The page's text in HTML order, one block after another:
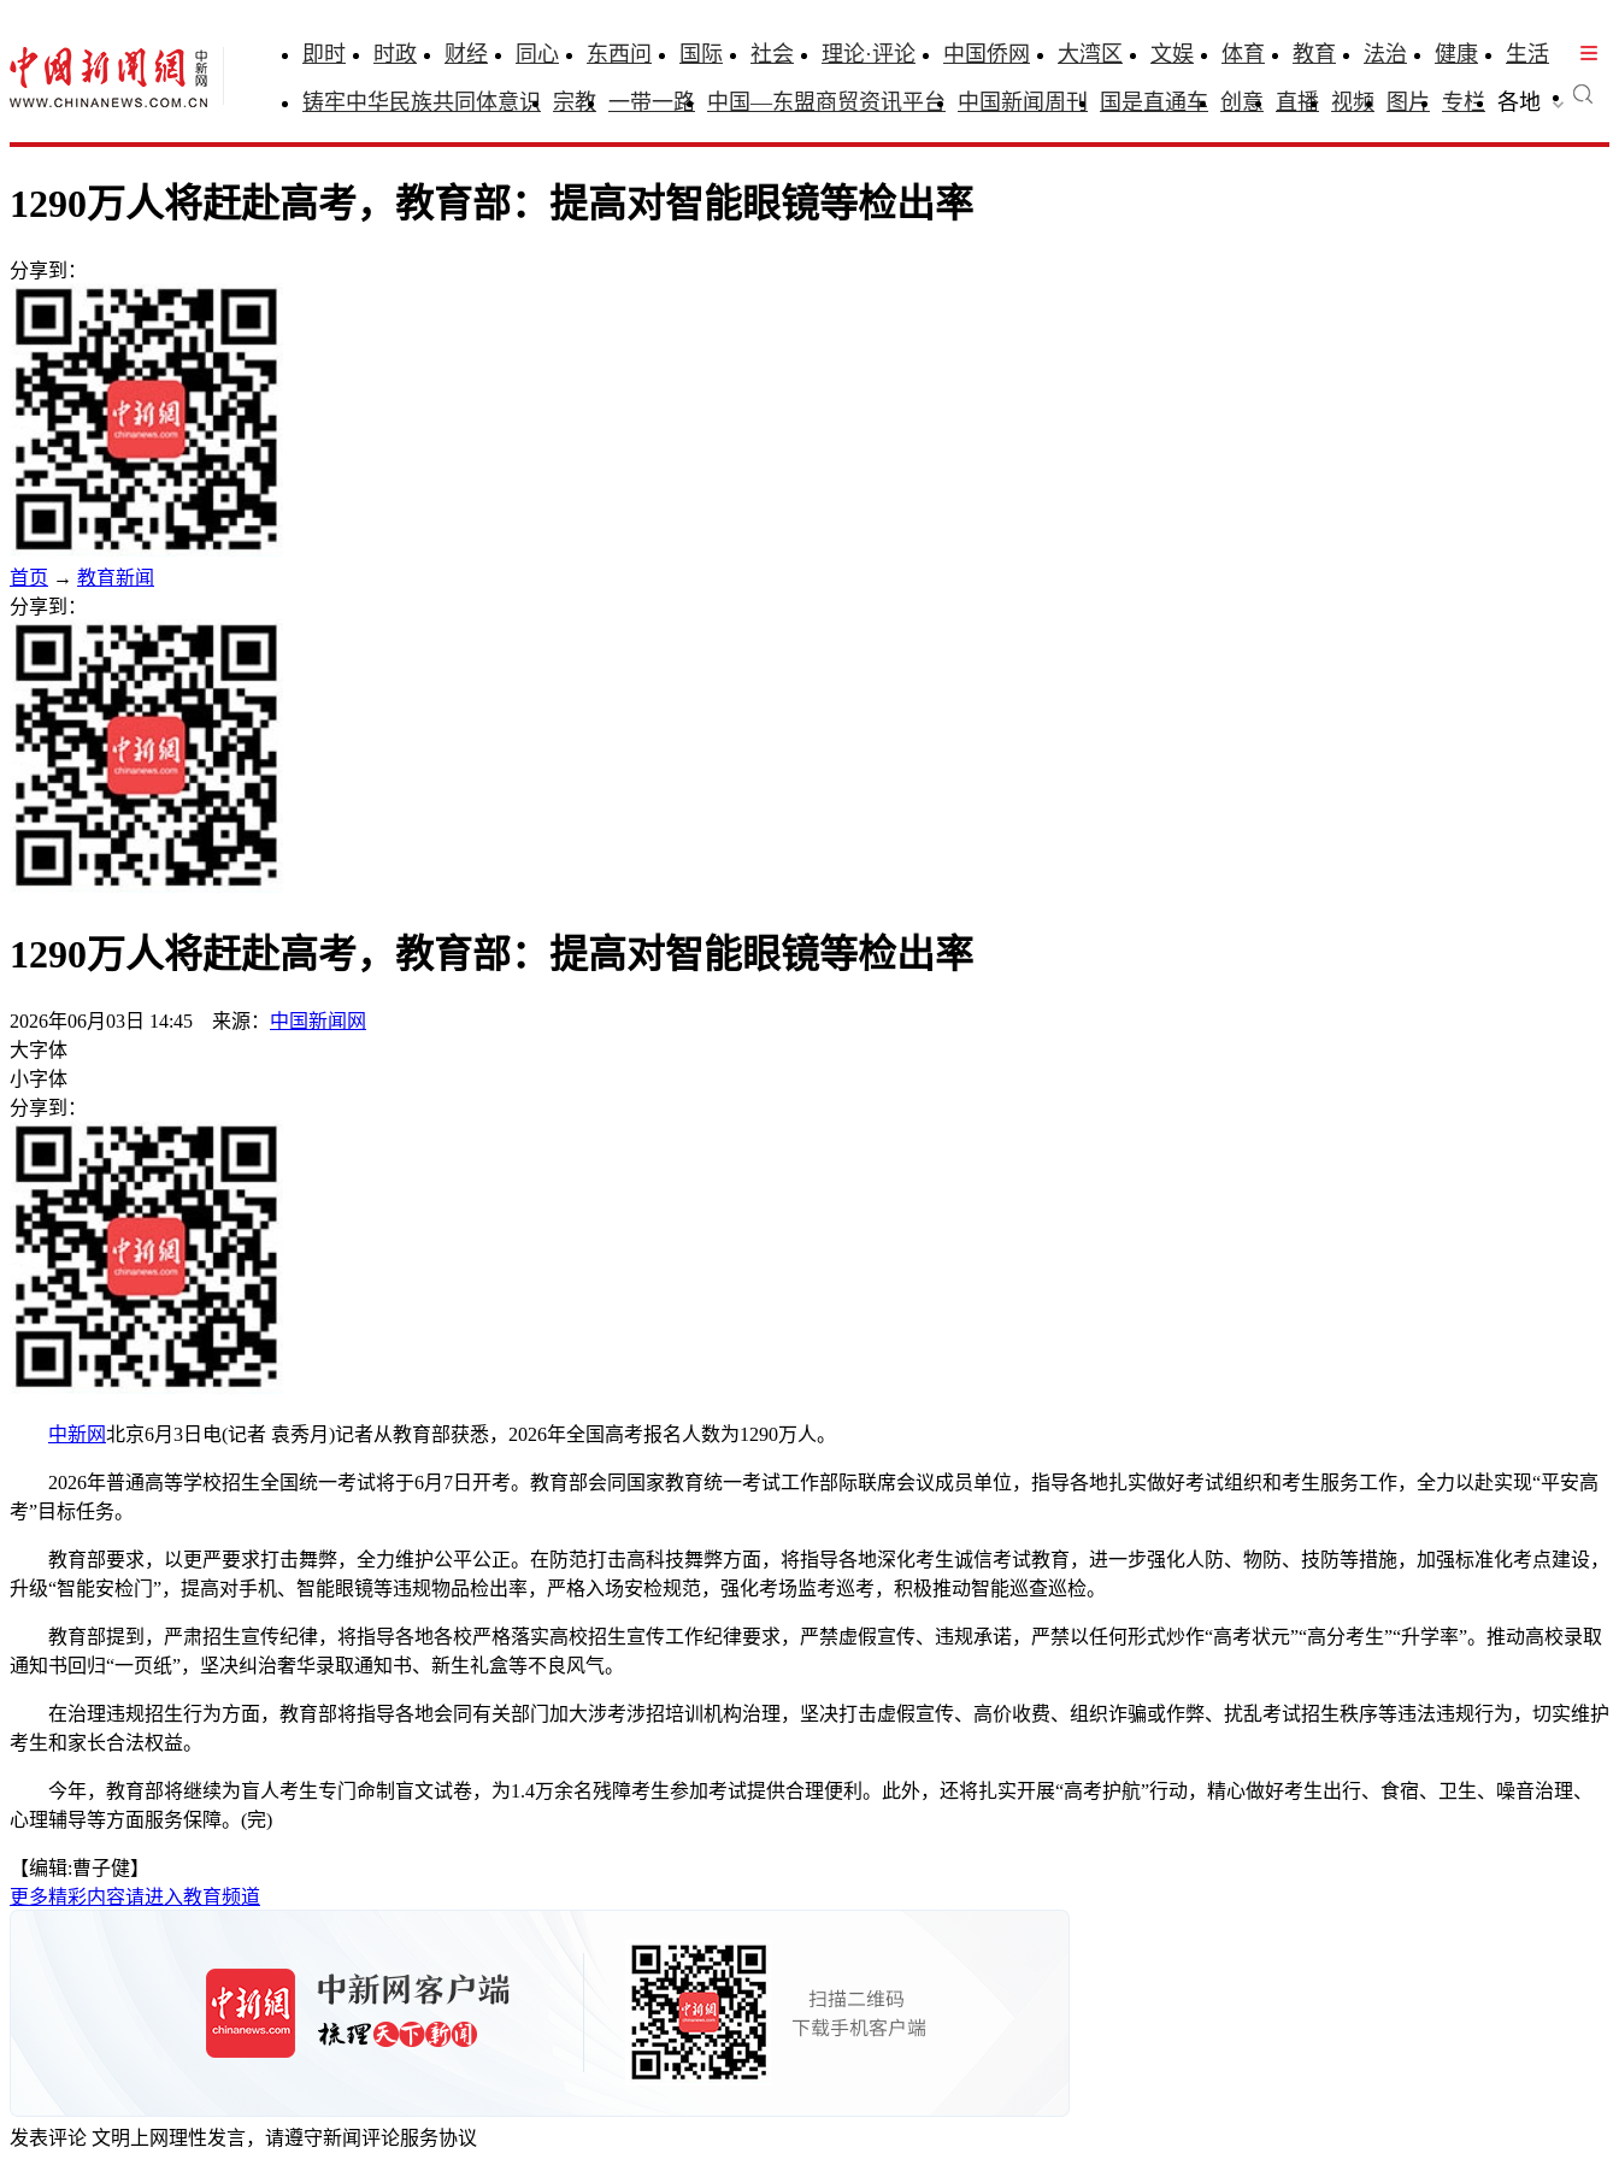
即时 时政 财经 同心 东西问 国际 社会 理论·评论 中国侨网 大湾区 文娱 体育 教育 法治 健康
生活
铸牢中华民族共同体意识 宗教 一带一路 中国—东盟商贸资讯平台 中国新闻周刊 国是直通车 创意 直播 视频 图片 专栏 各地
1290万人将赶赴高考，教育部：提高对智能眼镜等检出率
分享到：
首页 → 教育新闻
分享到：
1290万人将赶赴高考，教育部：提高对智能眼镜等检出率
2026年06月03日 14:45 来源： 中国新闻网
大字体
小字体
分享到：
中新网北京6月3日电(记者 袁秀月)记者从教育部获悉，2026年全国高考报名人数为1290万人。
2026年普通高等学校招生全国统一考试将于6月7日开考。教育部会同国家教育统一考试工作部际联席会议成员单位，指导各地扎实做好考试组织和考生服务工作，全力以赴实现“平安高
考”目标任务。
教育部要求，以更严要求打击舞弊，全力维护公平公正。在防范打击高科技舞弊方面，将指导各地深化考生诚信考试教育，进一步强化人防、物防、技防等措施，加强标准化考点建设，
升级“智能安检门”，提高对手机、智能眼镜等违规物品检出率，严格入场安检规范，强化考场监考巡考，积极推动智能巡查巡检。
教育部提到，严肃招生宣传纪律，将指导各地各校严格落实高校招生宣传工作纪律要求，严禁虚假宣传、违规承诺，严禁以任何形式炒作“高考状元”“高分考生”“升学率”。推动高校录取
通知书回归“一页纸”，坚决纠治奢华录取通知书、新生礼盒等不良风气。
在治理违规招生行为方面，教育部将指导各地会同有关部门加大涉考涉招培训机构治理，坚决打击虚假宣传、高价收费、组织诈骗或作弊、扰乱考试招生秩序等违法违规行为，切实维护
考生和家长合法权益。
今年，教育部将继续为盲人考生专门命制盲文试卷，为1.4万余名残障考生参加考试提供合理便利。此外，还将扎实开展“高考护航”行动，精心做好考生出行、食宿、卫生、噪音治理、
心理辅导等方面服务保障。(完)
【编辑:曹子健】
更多精彩内容请进入教育频道
发表评论 文明上网理性发言，请遵守新闻评论服务协议